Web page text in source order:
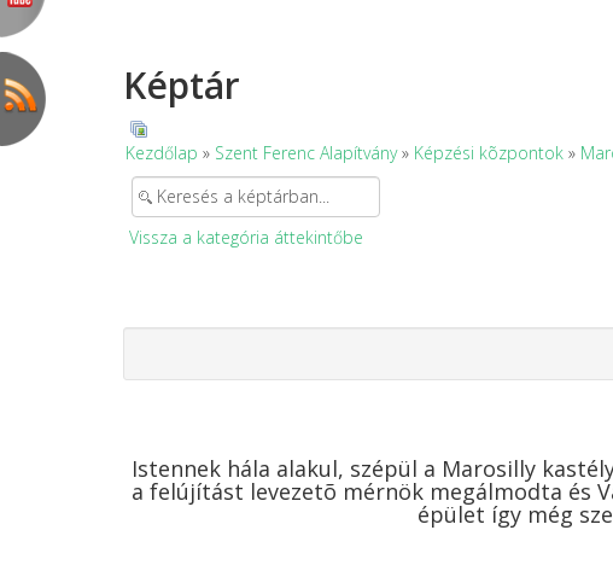
Képtár
Kezdőlap » Szent Ferenc Alapítvány» Képzési kõzpontok »
Vissza a kategória áttekintőbe
Istennek hála alakul, szépül a Marosilly
a felújítást levezetõ mérnök megálmodta és
épület így még